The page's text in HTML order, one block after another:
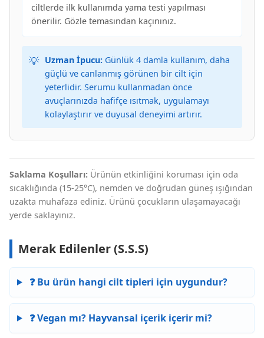
ciltlerde ilk kullanımda yama testi yapılması
önerilir. Gözle temasından kaçınınız.
💡 Uzman İpucu: Günlük 4 damla kullanım, daha
güçlü ve canlanmış görünen bir cilt için
yeterlidir. Serumu kullanmadan önce
avuçlarınızda hafifçe ısıtmak, uygulamayı
kolaylaştırır ve duyusal deneyimi artırır.
Saklama Koşulları: Ürünün etkinliğini koruması için oda
sıcaklığında (15-25°C), nemden ve doğrudan güneş ışığından
uzakta muhafaza ediniz. Ürünü çocukların ulaşamayacağı
yerde saklayınız.
Merak Edilenler (S.S.S)
❓ Bu ürün hangi cilt tipleri için uygundur?
❓ Vegan mı? Hayvansal içerik içerir mi?